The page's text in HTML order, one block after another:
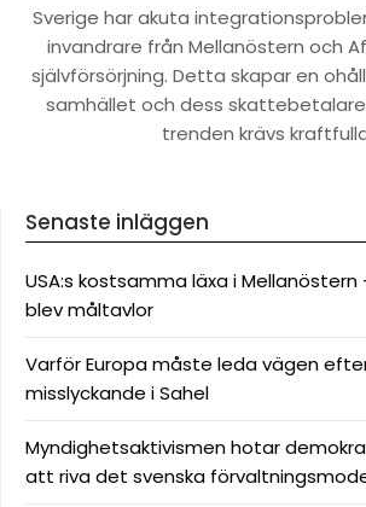
Sverige har akuta
invandrare från Mellanöstern och
självförsörjning. Detta skapar en
samhället och dess
trenden krävs
Senaste inläggen
USA:s kostsamma läxa i
blev måltavlor
Varför Europa måste leda vägen
misslyckande i Sahel
Myndighetsaktivismen hotar
att riva det svenska